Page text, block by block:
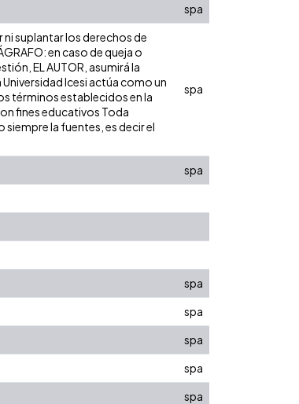
spa
ni suplantar los derechos de
en caso de queja o
EL AUTOR, asumirá la
Icesi actúa como un
términos establecidos en la
fines educativos Toda
la fuentes, es decir el
spa
spa
spa
spa
spa
spa
spa